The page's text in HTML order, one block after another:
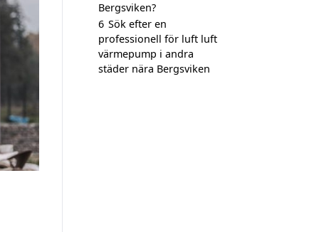
Bergsviken?
6 Sök efter en
professionell för luft luft
värmepump i andra
städer nära Bergsviken